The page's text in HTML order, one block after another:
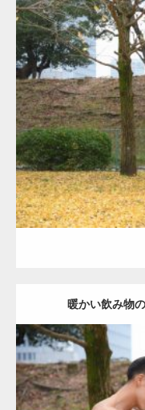
Category:公園のマッチ
ダウンロード
暖かい飲み物